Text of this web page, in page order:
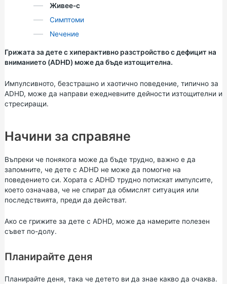
Живее-с
Симптоми
Nечение
Грижата за дете с хиперактивно разстройство с дефицит на
вниманието (ADHD) може да бъде изтощителна.
Импулсивното, безстрашно и хаотично поведение, типично за
ADHD, може да направи ежедневните дейности изтощителни и
стресиращи.
Начини за справяне
Въпреки че понякога може да бъде трудно, важно е да
запомните, че дете с ADHD не може да помогне на
поведението си. Хората с ADHD трудно потискат импулсите,
което означава, че не спират да обмислят ситуация или
последствията, преди да действат.
Ако се грижите за дете с ADHD, може да намерите полезен
съвет по-долу.
Планирайте деня
Планирайте деня, така че детето ви да знае какво да очаква.